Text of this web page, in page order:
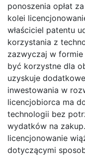
ponoszenia opłat
kolei
właściciel patentu
korzystania z
zazwyczaj w
być korzystne dla
uzyskuje
inwestowania w
licencjobiorca ma
technologii bez
wydatków na
licencjonowanie
dotyczącymi